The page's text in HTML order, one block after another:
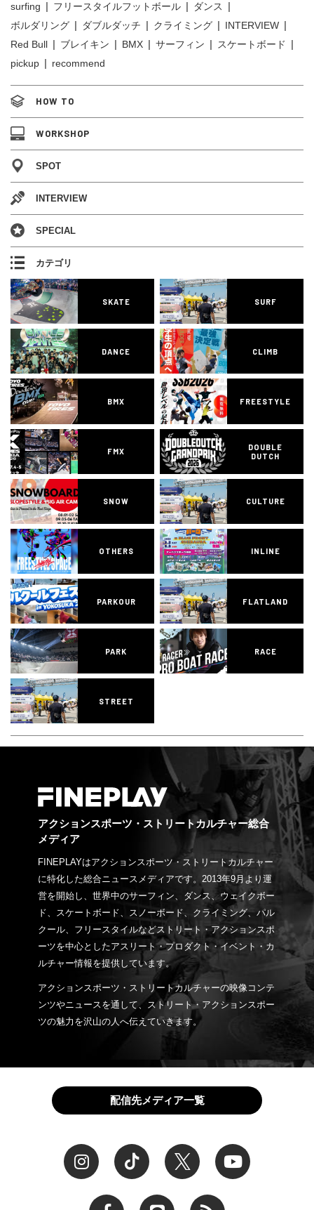
surfing
フリースタイルフットボール
ダンス
ボルダリング
ダブルダッチ クライミング
INTERVIEW
Red Bull
ブレイキン BMX サーフィン
スケートボード
pickup
recommend
HOW TO
WORKSHOP
SPOT
INTERVIEW
SPECIAL
カテゴリ
SKATE SURF
DANCE CLIMB
BMX FREESTYLE
FMX
DOUBLE
DUTCH
SNOW CULTURE
OTHERS INLINE
PARKOUR FLATLAND
PARK RACE
STREET
アクションスポーツ・ストリートカルチャー総合
メディア
FINEPLAYはアクションスポーツ・ストリートカルチャー
に特化した総合ニュースメディアです。2013年9月より運
営を開始し、世界中のサーフィン、ダンス、ウェイクボー
ド、スケートボード、スノーボード、クライミング、パル
クール、フリースタイルなどストリート・アクションスポ
ーツを中心としたアスリート・プロダクト・イベント・カ
ルチャー情報を提供しています。
アクションスポーツ・ストリートカルチャーの映像コンテ
ンツやニュースを通して、ストリート・アクションスポー
ツの魅力を沢山の人へ伝えていきます。
配信先メディア一覧